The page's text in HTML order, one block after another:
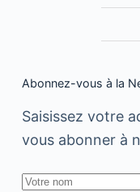
Abonnez-vous à la
Saisissez votre
vous abonner à